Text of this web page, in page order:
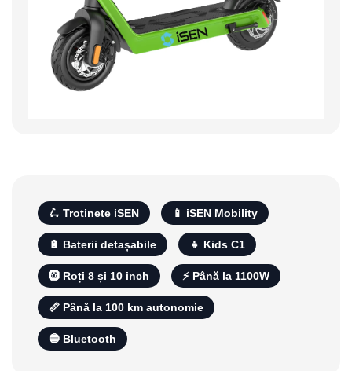
🛴 Trotinete iSEN 📱 iSEN Mobility
🔋 Baterii detașabile 👧 Kids C1
🛞 Roți 8 și 10 inch ⚡ Până la 1100W
📏 Până la 100 km autonomie
🔵 Bluetooth